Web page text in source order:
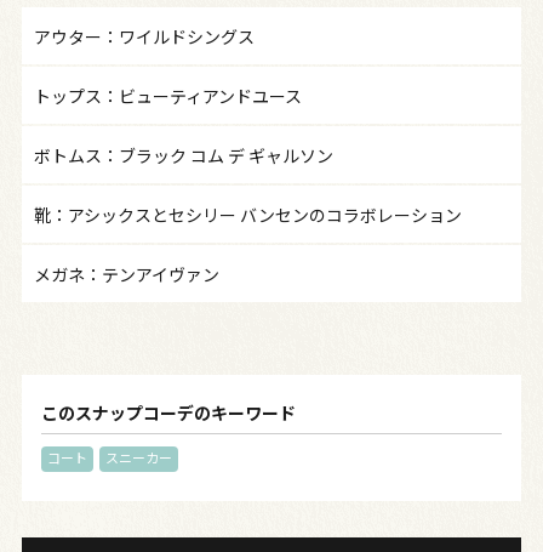
アウター：ワイルドシングス
トップス：ビューティアンドユース
ボトムス：ブラック コム デ ギャルソン
靴：アシックスとセシリー バンセンのコラボレーション
メガネ：テンアイヴァン
このスナップコーデのキーワード
コート スニーカー